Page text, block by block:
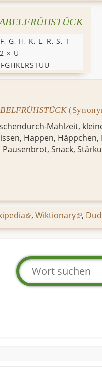
F, G, H, K, L, R, S, T
× Ü
Mahlzeit,
, Happen, Häppchen,
, Pausenbrot, Snack,
, Wiktionary ,